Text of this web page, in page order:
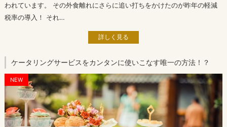
われています。 その外食離れにさらに追い打ちをかけたのが昨年の軽減
税率の導入！ それ…
詳しく見る
ケータリングサービスをカンタンに使いこなす唯一の方法！？
NEW